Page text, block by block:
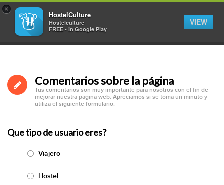
×
HostelCulture
Hostelculture
FREE - In Google Play
VIEW
Inicio Comentarios
Comentarios sobre la página
Tus comentarios son muy importante para nosotros con el fin de
mejorar nuestra pagina web. Apreciamos si se toma un minuto y
utiliza el siguiente formulario.
Que tipo de usuario eres?
Viajero
Hostel